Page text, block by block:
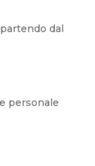
dal
personale